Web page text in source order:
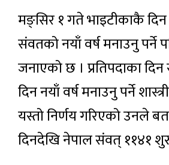
मङ्सिर १ गते भाइटीकाकै
संवतको नयाँ वर्ष मनाउनु पर्ने
जनाएको छ । प्रतिपदाका
दिन नयाँ वर्ष मनाउनु पर्ने
यस्तो निर्णय गरिएको उनले
दिनदेखि नेपाल संवत् ११४१